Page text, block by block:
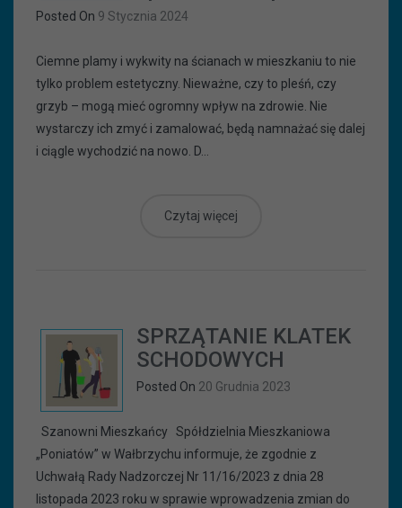
Posted On 9 Stycznia 2024
Ciemne plamy i wykwity na ścianach w mieszkaniu to nie
tylko problem estetyczny. Nieważne, czy to pleśń, czy
grzyb – mogą mieć ogromny wpływ na zdrowie. Nie
wystarczy ich zmyć i zamalować, będą namnażać się dalej
i ciągle wychodzić na nowo. D...
Czytaj więcej
SPRZĄTANIE KLATEK
SCHODOWYCH
Posted On 20 Grudnia 2023
Szanowni Mieszkańcy Spółdzielnia Mieszkaniowa
„Poniatów” w Wałbrzychu informuje, że zgodnie z
Uchwałą Rady Nadzorczej Nr 11/16/2023 z dnia 28
listopada 2023 roku w sprawie wprowadzenia zmian do